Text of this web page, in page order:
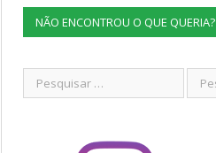
NÃO ENCONTROU O QUE QUERIA?